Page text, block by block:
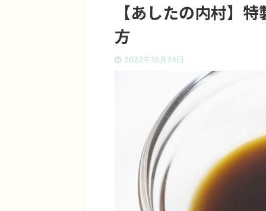
【あしたの内村】
方
2022年10月24日